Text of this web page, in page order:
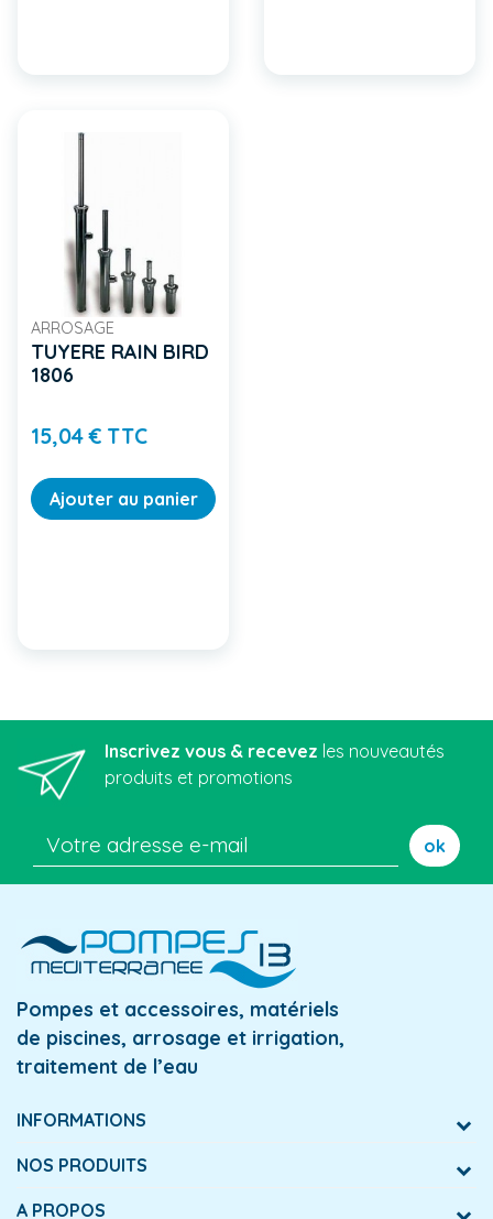
ARROSAGE
TUYERE RAIN BIRD
1806
15,04 € TTCPrix
Ajouter au panier
Inscrivez vous & recevez les nouveautés
produits et promotions
ok
Pompes et accessoires, matériels
de piscines, arrosage et irrigation,
traitement de l’eau
INFORMATIONS
NOS PRODUITS
A PROPOS